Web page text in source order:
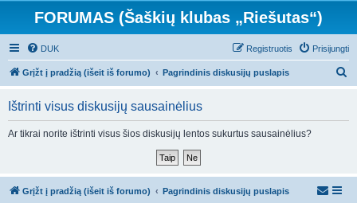
FORUMAS (Šaškių klubas „Riešutas“)
DUK Prisijungti
Registruotis
Grįžt į pradžią (išeit iš forumo) Pagrindinis diskusijų puslapis
Ištrinti visus diskusijų sausainėlius
Ar tikrai norite ištrinti visus šios diskusijų lentos sukurtus sausainėlius?
Grįžt į pradžią (išeit iš forumo) Pagrindinis diskusijų puslapis